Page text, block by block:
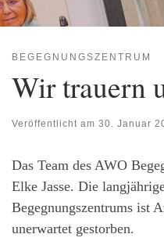
BEGEGNUNGSZENTRUM
Wir trauern
Veröffentlicht am 30. Januar
Das Team des AWO
Elke Jasse. Die
Begegnungszentrums ist
unerwartet gestorben.